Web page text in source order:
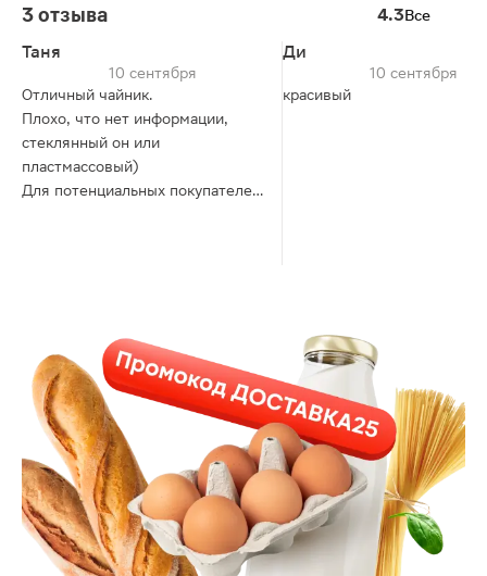
3 отзыва 4.3Все
Таня
10 сентября
Отличный чайник.
Плохо, что нет информации,
стеклянный он или
пластмассовый)
Для потенциальных покупателей
Ди
10 сентября
красивый